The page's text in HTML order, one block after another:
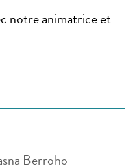
notre animatrice et
Berroho